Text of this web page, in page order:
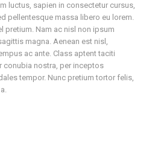
luctus, sapien in consectetur cursus,
pellentesque massa libero eu lorem.
pretium. Nam ac nisl non ipsum
magna. Aenean est nisl,
ac ante. Class aptent taciti
conubia nostra, per inceptos
tempor. Nunc pretium tortor felis,